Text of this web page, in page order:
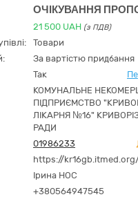
ОЧІКУВАННЯ
21 500 UAH (з ПДВ)
Товари
За вартістю придбання
Так
КОМУНАЛЬНЕ
ПІДПРИЄМСТВО
ЛІКАРНЯ №16"
РАДИ
01986233
https://
Ірина НОС
+380564947545